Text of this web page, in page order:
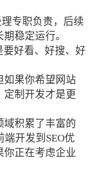
专职负责，后续
稳定运行。
要好看、好搜、好
如果你希望网站
定制开发才是更
域积累了丰富的
开发到SEO优
你正在考虑企业